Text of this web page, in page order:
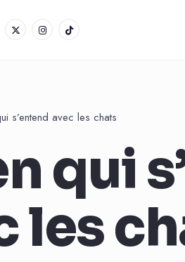
s’entend avec les chats
qui
les